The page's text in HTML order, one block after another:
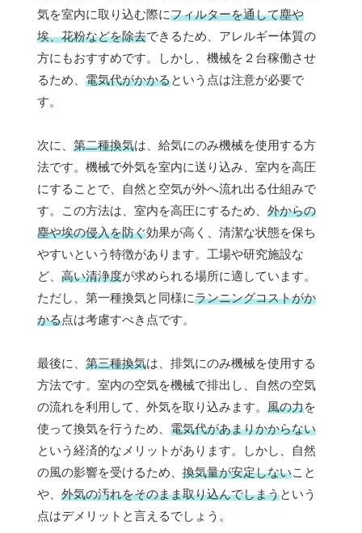
気を室内に取り込む際にフィルターを通して塵や
埃、花粉などを除去できるため、アレルギー体質の
方にもおすすめです。しかし、機械を２台稼働させ
るため、 電気代がかかるという点は注意が必要で
す。
次に、 第二種換気は、給気にのみ機械を使用する方
法です。機械で外気を室内に送り込み、室内を高圧
にすることで、自然と空気が外へ流れ出る仕組みで
す。この方法は、室内を高圧にするため、 外からの
塵や埃の侵入を防ぐ効果が高く、清潔な状態を保ち
やすいという特徴があります。工場や研究施設な
ど、 高い清浄度が求められる場所に適しています。
ただし、第一種換気と同様にランニングコストがか
かる点は考慮すべき点です。
最後に、 第三種換気は、排気にのみ機械を使用する
方法です。室内の空気を機械で排出し、自然の空気
の流れを利用して、外気を取り込みます。 風の力を
使って換気を行うため、 電気代があまりかからない
という経済的なメリットがあります。しかし、自然
の風の影響を受けるため、 換気量が安定しないこと
や、 外気の汚れをそのまま取り込んでしまうという
点はデメリットと言えるでしょう。